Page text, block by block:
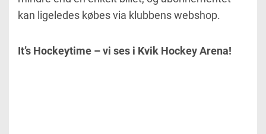
kan ligeledes købes via klubbens webshop.
It’s Hockeytime – vi ses i Kvik Hockey Arena!